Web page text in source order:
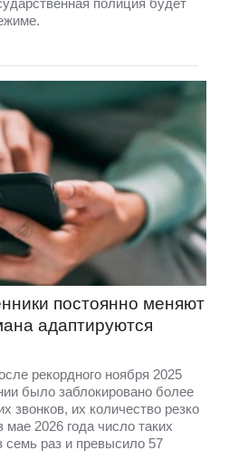
полиция будет
постоянно меняют
адаптируются
рекордного ноября 2025
было заблокировано более
звонков, их количество резко
2026 года число таких
семь раз и превысило 57